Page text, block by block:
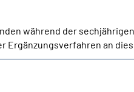
während der
Ergänzungsverfahren an